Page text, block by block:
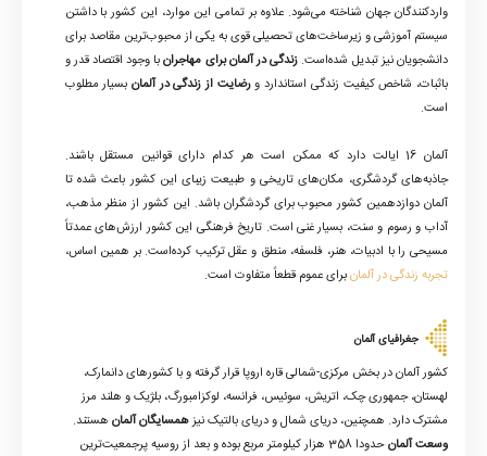
واردکنندگان جهان شناخته می‌شود. علاوه بر تمامی این موارد، این کشور با داشتن
سیستم آموزشی و زیرساخت‌های تحصیلی قوی به یکی از محبوب‌ترین مقاصد برای
دانشجویان نیز تبدیل شده‌است. زندگی در آلمان برای مهاجرانبا وجود اقتصاد قدر و
باثبات، شاخص کیفیت زندگی استاندارد ورضایت از زندگی در آلمان بسیار مطلوب
است.
آلمان 16 ایالت دارد که ممکن است هر کدام دارای قوانین مستقل باشند.
جاذبه‌های گردشگری، مکان‌های تاریخی و طبیعت زیبای این کشور باعث شده تا
آلمان دوازدهمین کشور محبوب برای گردشگران باشد. این کشور از منظر مذهب،
آداب و رسوم و سنت‌، بسیار غنی است. تاریخ فرهنگی این کشور ارزش‌های عمدتاً
مسیحی را با ادبیات، هنر، فلسفه، منطق و عقل ترکیب کرده‌است. بر همین اساس،
تجربه زندگی در آلمانبرای عموم قطعاً متفاوت است.
جغرافیای آلمان
کشور آلمان در بخش مرکزی-شمالی قاره اروپا قرار گرفته و با کشورهای دانمارک،
لهستان، جمهوری چک، اتریش، سوئیس، فرانسه، لوکزامبورگ، بلژیک و هلند مرز
مشترک دارد. همچنین، دریای شمال و دریای بالتیک نیزهمسایگان آلمان هستند.
وسعت آلمان
حدودا 358 هزار کیلومتر مربع بوده و بعد از روسیه پرجمعیت‌ترین